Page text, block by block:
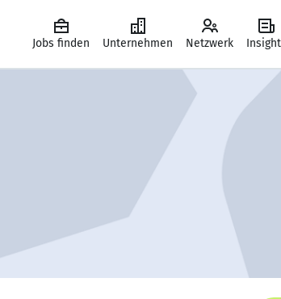
Jobs finden Unternehmen Netzwerk